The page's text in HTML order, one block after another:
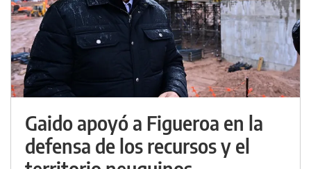
Gaido apoyó a Figueroa en la
defensa de los recursos y el